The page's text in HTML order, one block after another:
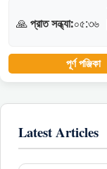
🙏প্রাত সন্ধ্যা:০৫:৩৬
পূর্ণ পঞ্জিকা
Latest Articles